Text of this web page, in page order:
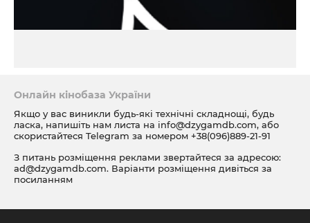
Онлайн кінобаза України
Якщо у вас виникли будь-які технічні складнощі, будь
ласка, напишіть нам листа на info@dzygamdb.com, або
скористайтеся Telegram за номером +38(096)889-21-91
З питань розміщення реклами звертайтеся за адресою:
ad@dzygamdb.com. Варіанти розміщення дивіться за
посиланням